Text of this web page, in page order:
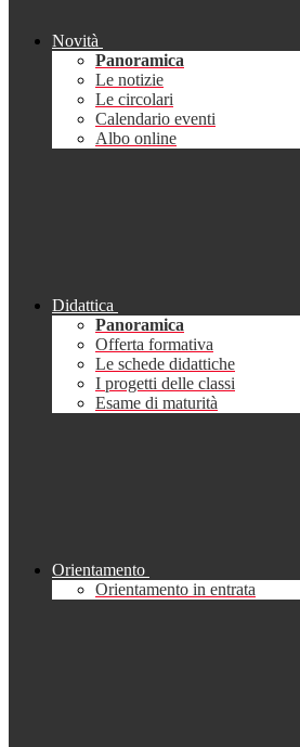
Novità
Panoramica
Le notizie
Le circolari
Calendario eventi
Albo online
Didattica
Panoramica
Offerta formativa
Le schede didattiche
I progetti delle classi
Esame di maturità
Orientamento
Orientamento in entrata